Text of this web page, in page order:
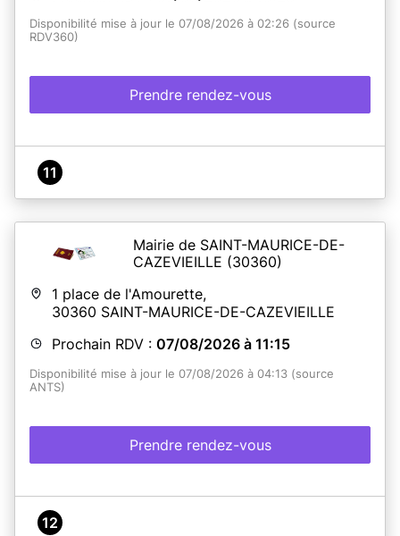
Disponibilité mise à jour le 07/08/2026 à 02:26 (source
RDV360)
Prendre rendez-vous
11
Mairie de SAINT-MAURICE-DE-
CAZEVIEILLE (30360)
1 place de l'Amourette,
30360 SAINT-MAURICE-DE-CAZEVIEILLE
Prochain RDV : 07/08/2026 à 11:15
Disponibilité mise à jour le 07/08/2026 à 04:13 (source
ANTS)
Prendre rendez-vous
12